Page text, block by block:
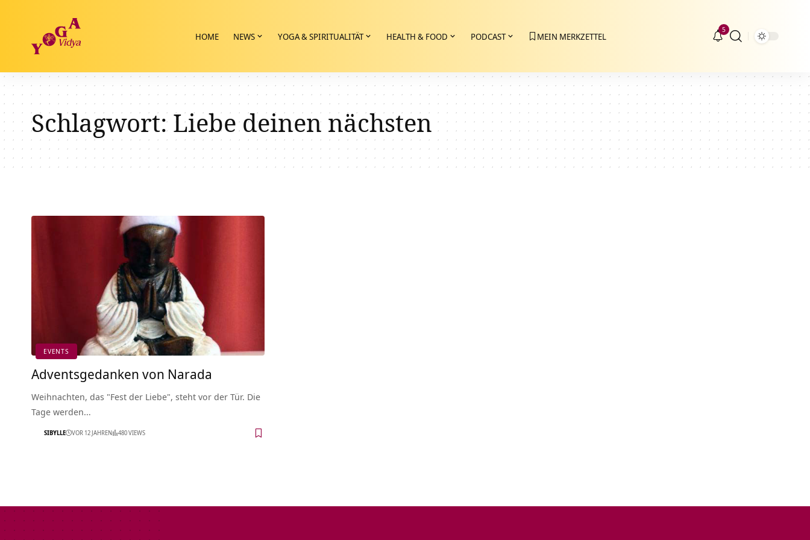
HOME NEWS YOGA & SPIRITUALITÄT HEALTH & FOOD PODCAST MEIN MERKZETTEL
5
Schlagwort:Liebe deinen nächsten
EVENTS
Adventsgedanken von Narada
Weihnachten, das "Fest der Liebe", steht vor der Tür. Die
Tage werden…
SIBYLLE VOR 12 JAHREN 480 VIEWS